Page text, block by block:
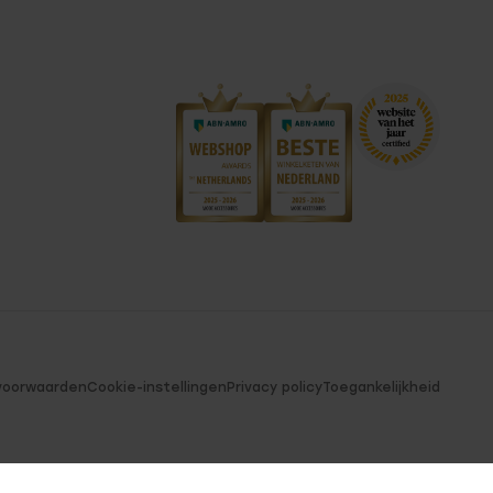
Cookie-instellingen Privacy policyToegankelijkheid